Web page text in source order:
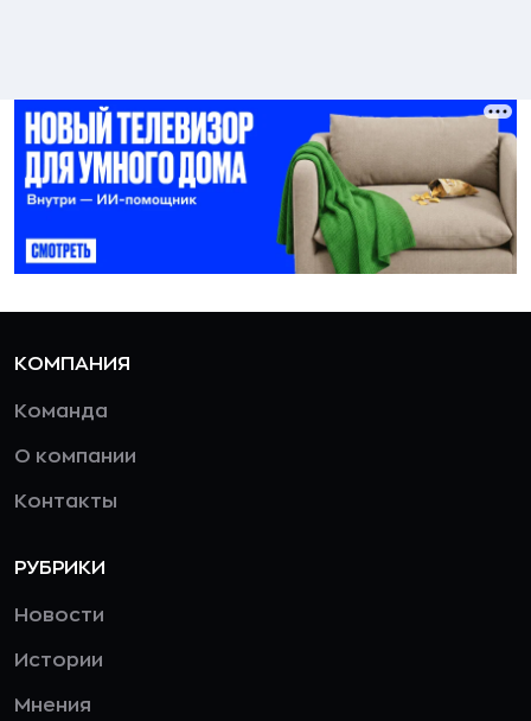
КОМПАНИЯ
Команда
О компании
Контакты
РУБРИКИ
Новости
Истории
Мнения